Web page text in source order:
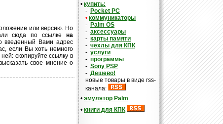
или версию. Но
сюда по ссылке на
введенный Вами адрес
если Вы хоть немного
скопируйте ссылку в
свое мнение о
• купить:
- Pocket PC
• коммуникаторы
- Palm OS
- аксессуары
- карты памяти
- чехлы для КПК
- услуги
- программы
- Sony PSP
- Дешево!
новые товары в виде rss-
канала:
• эмулятор Palm
• книги для КПК